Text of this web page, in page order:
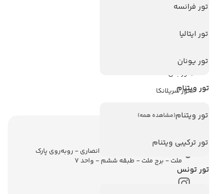
تور فرانسه
تور ایتالیا
تور یونان
تور ویتنام
تور ویتنام(مشاهده همه)
تور ترکیبی ویتنام
تور تونس
تورهای پربازدید
تور آنتالیا
تور پوکت
تور بالی
تور سریلانکا
تهران - ولیعصر - نبش کوچه انصاری - روبه‌روی پارک
ملت - برج ملت - طبقه ششم - واحد 7